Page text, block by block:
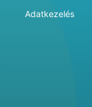
Adatkezelés